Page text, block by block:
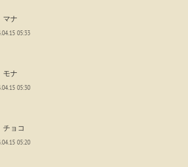
ナ
05:33
ナ
05:30
ョコ
05:20